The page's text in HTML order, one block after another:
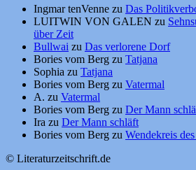
Ingmar tenVenne zu Das
LUITWIN VON GALEN zu
über Zeit
Bullwai zu Das verlorene Dorf
Bories vom Berg zu Tatjana
Sophia zu Tatjana
Bories vom Berg zu Vatermal
A. zu Vatermal
Bories vom Berg zu Der Mann
Ira zu Der Mann schläft
Bories vom Berg zu Wendekreis
© Literaturzeitschrift.de